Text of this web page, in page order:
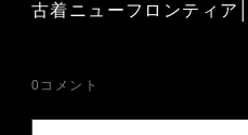
古着ニューフロンティア
0 コメント